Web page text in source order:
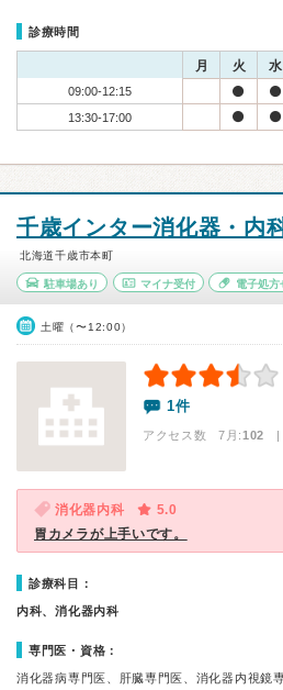
診療時間
月 火 水
09:00-12:15
13:30-17:00
千歳インター消化器・内
北海道千歳市本町
駐車場あり マイナ受付 電子処方
土曜（〜12:00）
1件
アクセス数 7月:102 |
消化器内科
5.0
胃カメラが上手いです。
診療科目：
内科、消化器内科
専門医・資格：
消化器病専門医、肝臓専門医、消化器内視鏡